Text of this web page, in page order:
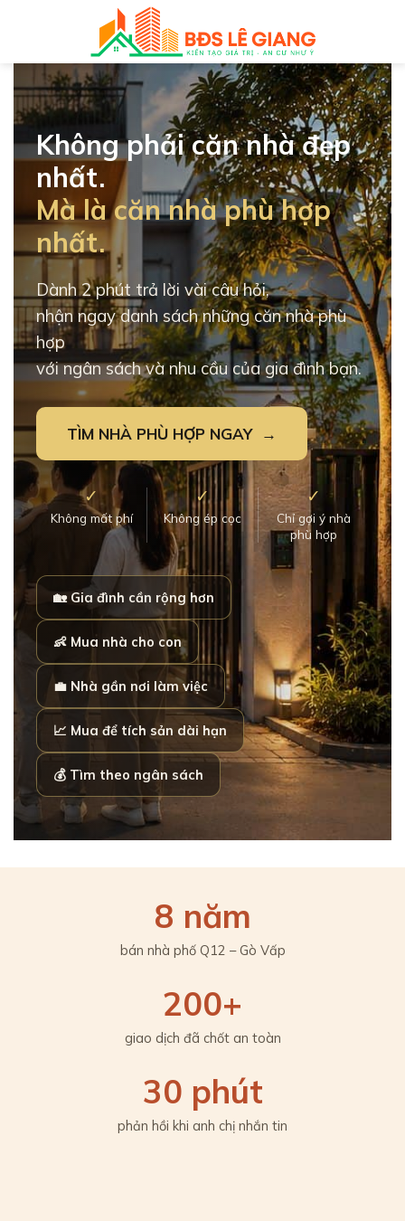
Không phải căn nhà đẹp
nhất.
Mà là căn nhà phù hợp
nhất.
Dành 2 phút trả lời vài câu hỏi,
nhận ngay danh sách những căn nhà phù
hợp
với ngân sách và nhu cầu của gia đình bạn.
TÌM NHÀ PHÙ HỢP NGAY →
✓
Không mất phí
✓
Không ép cọc
✓
Chỉ gợi ý nhà
phù hợp
🏡 Gia đình cần rộng hơn
👶 Mua nhà cho con
💼 Nhà gần nơi làm việc
📈 Mua để tích sản dài hạn
💰 Tìm theo ngân sách
8 năm
bán nhà phố Q12 – Gò Vấp
200+
giao dịch đã chốt an toàn
30 phút
phản hồi khi anh chị nhắn tin